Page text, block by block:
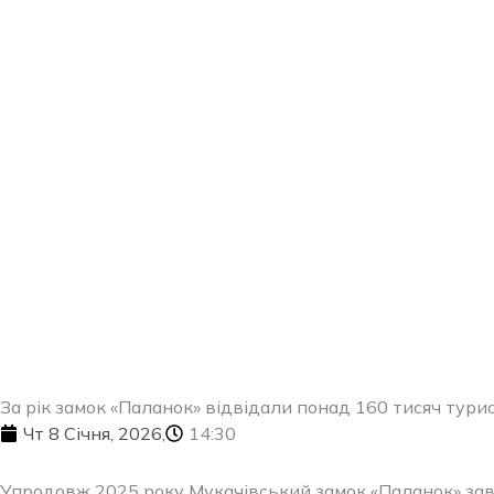
За рік замок «Паланок» відвідали понад 160 тисяч
Чт 8 Січня, 2026,
14:30